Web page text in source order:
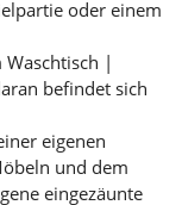
oder einem
Waschtisch |
befindet sich
eigenen
und dem
eingezäunte